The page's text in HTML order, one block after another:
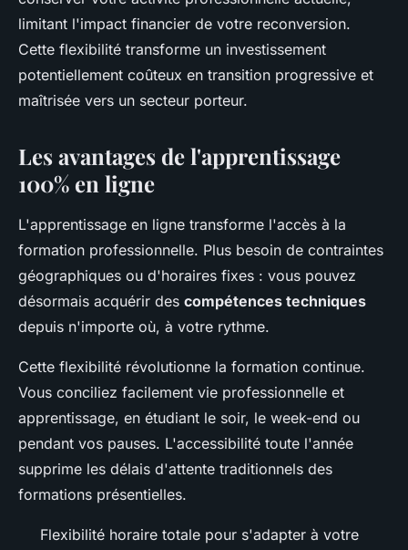
limitant l'impact financier de votre reconversion.
Cette flexibilité transforme un investissement
potentiellement coûteux en transition progressive et
maîtrisée vers un secteur porteur.
Les avantages de l'apprentissage
100% en ligne
L'apprentissage en ligne transforme l'accès à la
formation professionnelle. Plus besoin de contraintes
géographiques ou d'horaires fixes : vous pouvez
désormais acquérir des compétences techniques
depuis n'importe où, à votre rythme.
Cette flexibilité révolutionne la formation continue.
Vous conciliez facilement vie professionnelle et
apprentissage, en étudiant le soir, le week-end ou
pendant vos pauses. L'accessibilité toute l'année
supprime les délais d'attente traditionnels des
formations présentielles.
Flexibilité horaire totale pour s'adapter à votre